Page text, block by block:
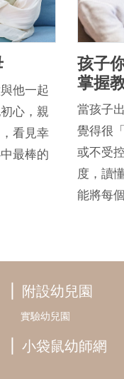
他一起
心，親
看見幸
最棒的
孩子
掌握
當孩子
覺得很
或不受
度，讀
能將每
附設幼兒園
實驗幼兒園
小袋鼠幼師網